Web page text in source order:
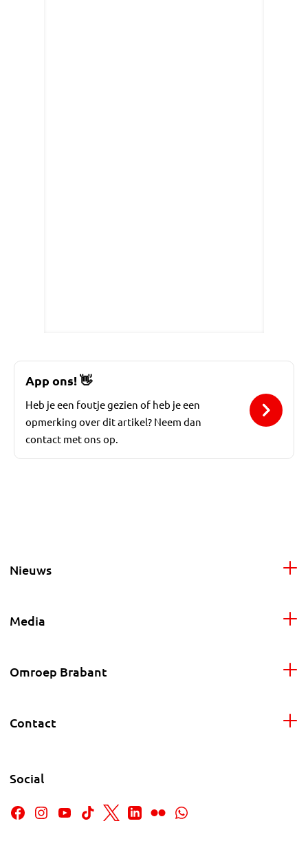
App ons!👋
Heb je een foutje gezien of heb je een
opmerking over dit artikel? Neem dan
contact met ons op.
Nieuws
Media
Omroep Brabant
Contact
Social